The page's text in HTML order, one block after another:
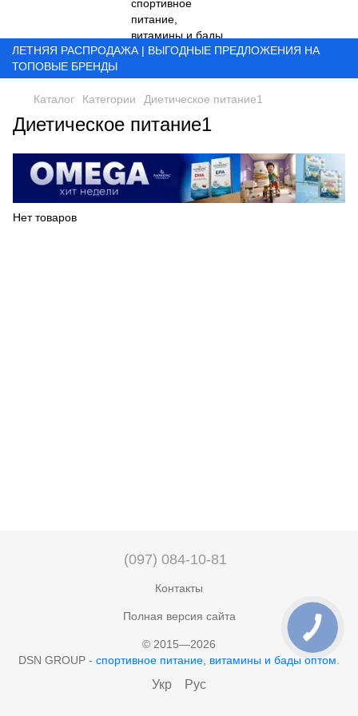
ЛЕТНЯЯ РАСПРОДАЖА | ВЫГОДНЫЕ ПРЕДЛОЖЕНИЯ НА
ТОПОВЫЕ БРЕНДЫ
Каталог Категории Диетическое питание1
Диетическое питание1
Нет товаров
(097) 084-10-81
Контакты
Полная версия сайта
© 2015—2026
DSN GROUP - спортивное питание, витамины и бады оптом
Укр Рус